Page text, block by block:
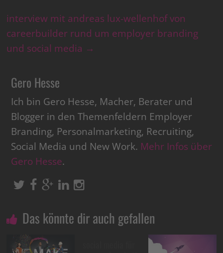
interview mit andreas lux-wellenhof von
careerbuilder rund um employer branding
und social media →
Gero Hesse
Ich bin Gero Hesse, Macher, Berater und
Blogger in den Themenfeldern Employer
Branding, Personalmarketing, Recruiting,
Social Media und New Work. Mehr Infos über
Gero Hesse.
Das könnte dir auch gefallen